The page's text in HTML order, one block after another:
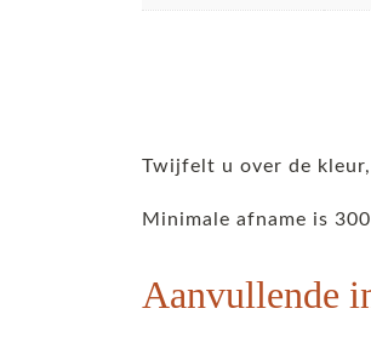
Twijfelt u over de
Minimale afname is
Aanvullende